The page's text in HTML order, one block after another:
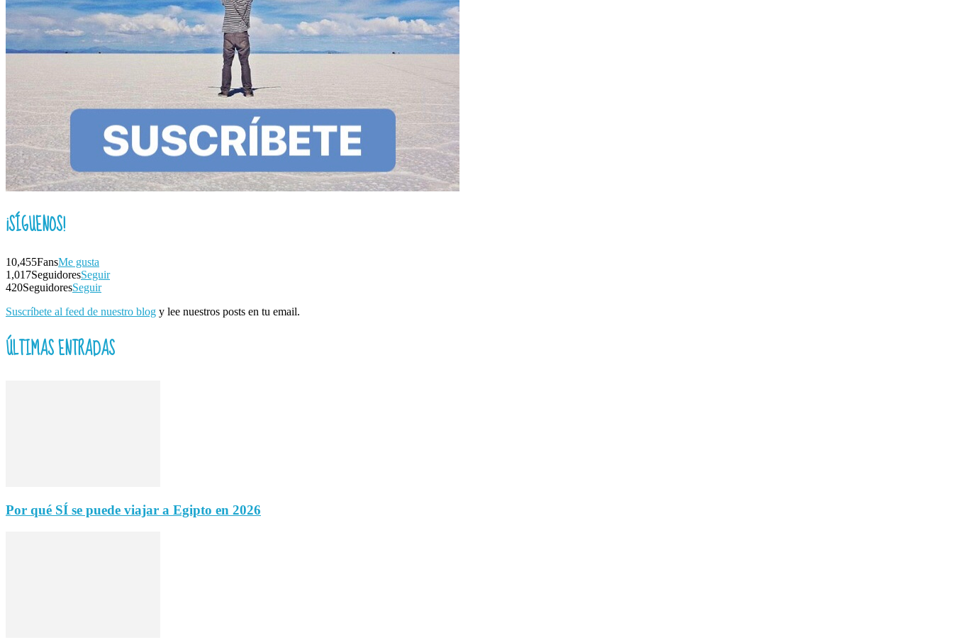
¡SÍGUENOS!
10,455FansMe gusta
1,017SeguidoresSeguir
420SeguidoresSeguir
Suscríbete al feed de nuestro blog y lee nuestros posts en tu email.
ÚLTIMAS ENTRADAS
Por qué SÍ se puede viajar a Egipto en 2026